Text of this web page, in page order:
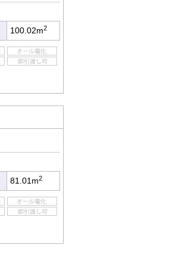
100.02m2
81.01m2